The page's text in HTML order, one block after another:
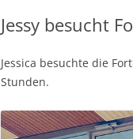
Jessy besucht
Jessica besuchte die
Stunden.